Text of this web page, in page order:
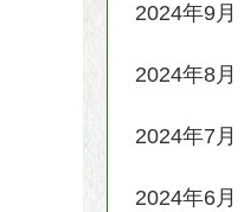
2024年9月
2024年8月
2024年7月
2024年6月